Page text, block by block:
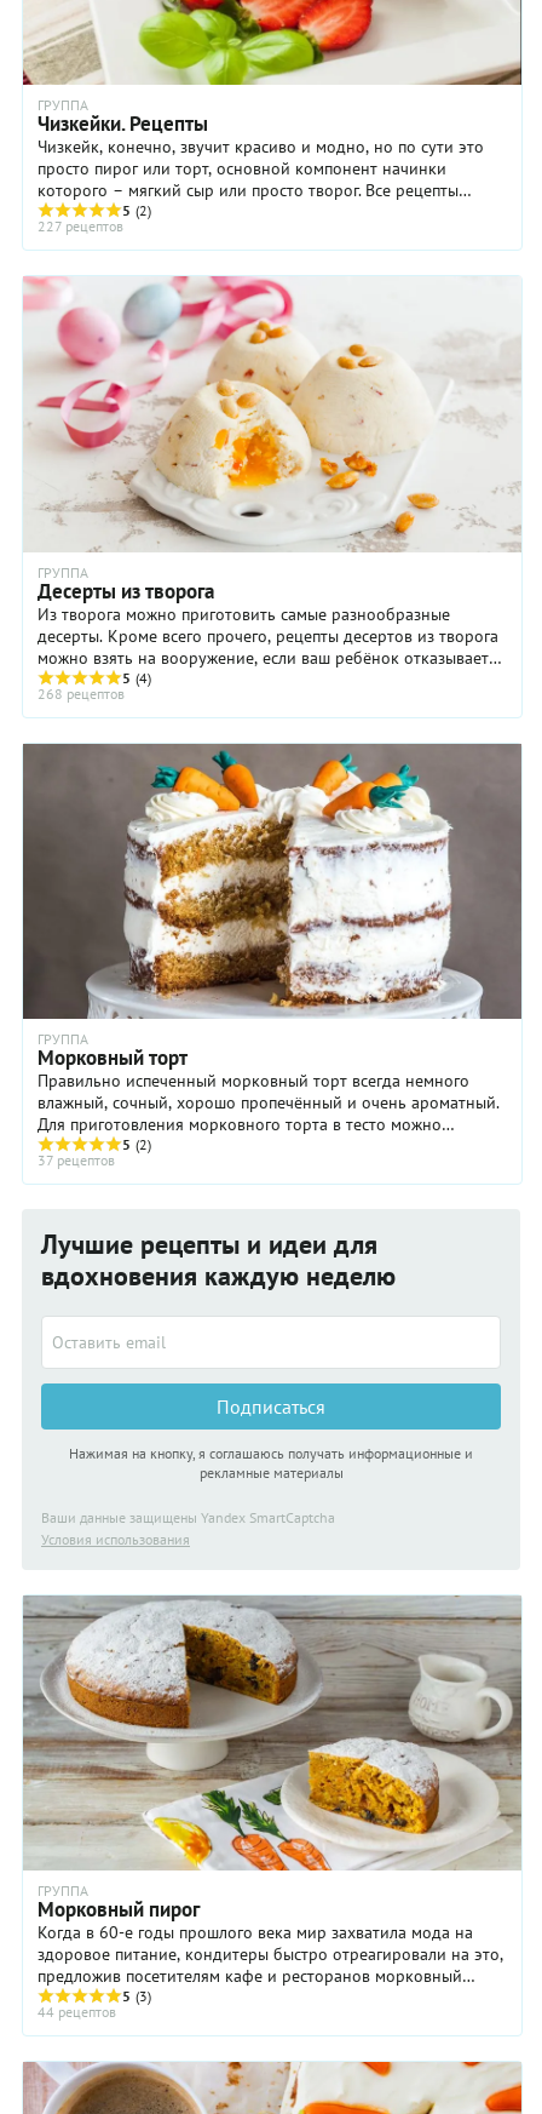
ГРУППА
Чизкейки. Рецепты
Чизкейк, конечно, звучит красиво и модно, но по сути это
просто пирог или торт, основной компонент начинки
которого – мягкий сыр или просто творог. Все рецепты
чизкейков можно разделить на две ...
5 (2)
227 рецептов
ГРУППА
Десерты из творога
Из творога можно приготовить самые разнообразные
десерты. Кроме всего прочего, рецепты десертов из творога
можно взять на вооружение, если ваш ребёнок отказывается
есть творог в "чистом виде": в ...
5 (4)
268 рецептов
ГРУППА
Морковный торт
Правильно испеченный морковный торт всегда немного
влажный, сочный, хорошо пропечённый и очень ароматный.
Для приготовления морковного торта в тесто можно
добавить другие овощи - тыкву, батат, ...
5 (2)
37 рецептов
Лучшие рецепты и идеи для
вдохновения каждую неделю
Подписаться
Нажимая на кнопку, я соглашаюсь получать информационные и
рекламные материалы
Ваши данные защищены Yandex SmartCaptcha
Условия использования
ГРУППА
Морковный пирог
Когда в 60-е годы прошлого века мир захватила мода на
здоровое питание, кондитеры быстро отреагировали на это,
предложив посетителям кафе и ресторанов морковный
пирог. По вкусу он был похож на любимые ...
5 (3)
44 рецептов